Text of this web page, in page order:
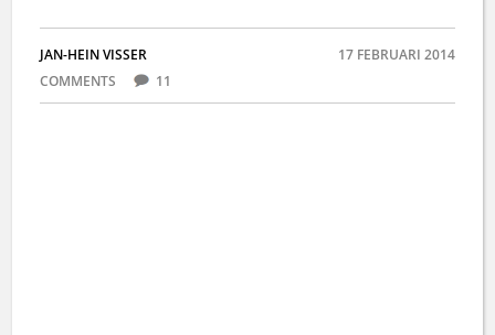
JAN-HEIN VISSER
17 FEBRUARI 2014
COMMENTS
11